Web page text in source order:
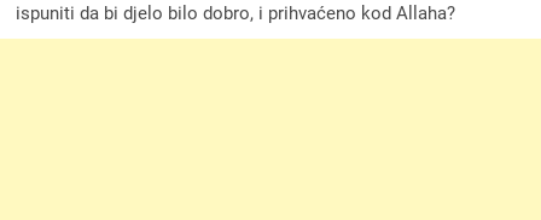
ispuniti da bi djelo bilo dobro, i prihvaćeno kod Allaha?